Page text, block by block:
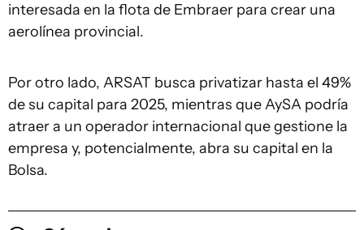
interesada en la flota de Embraer para crear una
aerolínea provincial.
Por otro lado, ARSAT busca privatizar hasta el 49%
de su capital para 2025, mientras que AySA podría
atraer a un operador internacional que gestione la
empresa y, potencialmente, abra su capital en la
Bolsa.